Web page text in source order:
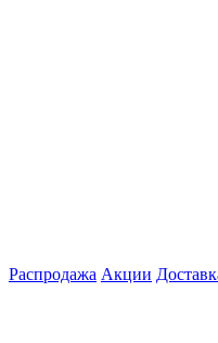
Распродажа Акции